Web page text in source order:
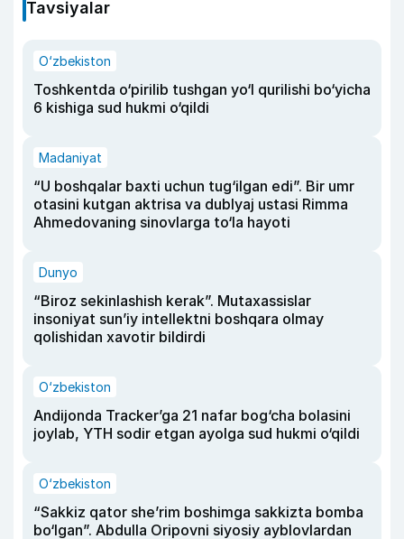
Tavsiyalar
O‘zbekiston
Toshkentda o‘pirilib tushgan yo‘l qurilishi bo‘yicha
6 kishiga sud hukmi o‘qildi
Madaniyat
“U boshqalar baxti uchun tug‘ilgan edi”. Bir umr
otasini kutgan aktrisa va dublyaj ustasi Rimma
Ahmedovaning sinovlarga to‘la hayoti
Dunyo
“Biroz sekinlashish kerak”. Mutaxassislar
insoniyat sun’iy intellektni boshqara olmay
qolishidan xavotir bildirdi
O‘zbekiston
Andijonda Tracker’ga 21 nafar bog‘cha bolasini
joylab, YTH sodir etgan ayolga sud hukmi o‘qildi
O‘zbekiston
“Sakkiz qator she’rim boshimga sakkizta bomba
bo‘lgan”. Abdulla Oripovni siyosiy ayblovlardan